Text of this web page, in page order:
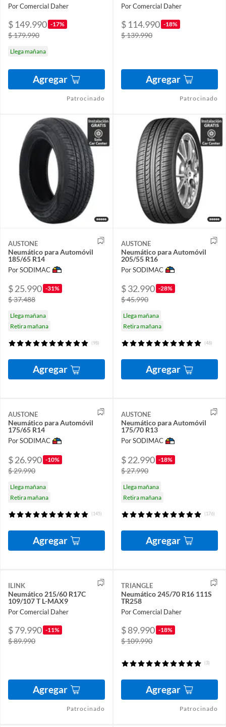
Por Comercial Daher
$ 149.990 -17%
$ 179.990
Llega mañana
Agregar
Patrocinado
Por Comercial Daher
$ 114.990 -18%
$ 139.990
Agregar
Patrocinado
AUSTONE
Neumático para Automóvil
185/65 R14
Por SODIMAC
$ 25.990 -31%
$ 37.488
Llega mañana
Retira mañana
(98)
Agregar
AUSTONE
Neumático para Automóvil
205/55 R16
Por SODIMAC
$ 32.990 -28%
$ 45.990
Llega mañana
Retira mañana
(48)
Agregar
AUSTONE
Neumático para Automóvil
175/65 R14
Por SODIMAC
$ 26.990 -10%
$ 29.990
Llega mañana
Retira mañana
(145)
Agregar
AUSTONE
Neumático para Automóvil
175/70 R13
Por SODIMAC
$ 22.990 -18%
$ 27.990
Llega mañana
Retira mañana
(176)
Agregar
ILINK
Neumático 215/60 R17C
109/107 T L-MAX9
Por Comercial Daher
$ 79.990 -11%
$ 89.990
Agregar
Patrocinado
TRIANGLE
Neumático 245/70 R16 111S
TR258
Por Comercial Daher
$ 89.990 -18%
$ 109.990
(3)
Agregar
Patrocinado